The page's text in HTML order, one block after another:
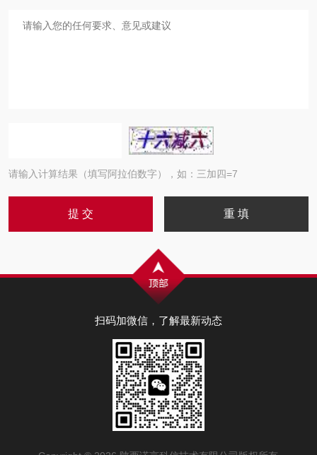
请输入计算结果（填写阿拉伯数字），如：三加四=7
扫码加微信，了解最新动态